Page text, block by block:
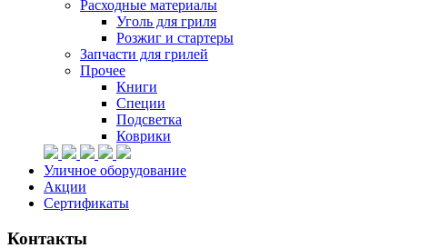
Расходные материалы
Уголь для гриля
Розжиг и стартеры
Запчасти для грилей
Прочее
Книги
Специи
Подсветка
Коврики
Уличное оборудование
Акции
Сертификаты
Контакты